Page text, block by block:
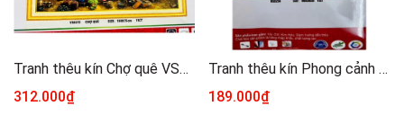
Tranh thêu kín Chợ quê VS8125, kích thước 150 x 75 cm
312.000₫
Tranh thêu kín Phong cảnh mùa xuân VS8254, kích thước 90 x 50 cm
189.000₫